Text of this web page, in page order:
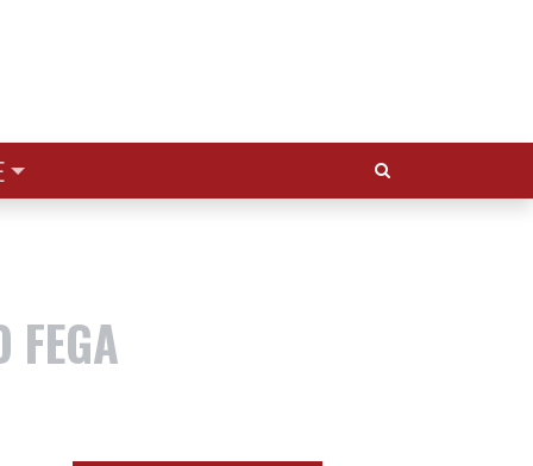
Cerca:
FEGA